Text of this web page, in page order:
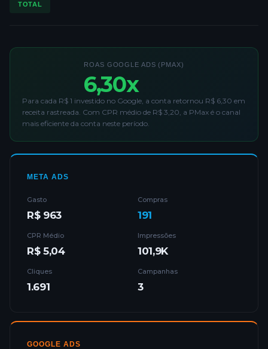
TOTAL
ROAS GOOGLE ADS (PMAX)
6,30x
Para cada R$ 1 investido no Google, a conta retornou R$ 6,30 em
receita rastreada. Com CPR médio de R$ 3,20, a PMax é o canal
mais eficiente da conta neste período.
META ADS
Gasto
R$ 963
Compras
191
CPR Médio
R$ 5,04
Impressões
101,9K
Cliques
1.691
Campanhas
3
GOOGLE ADS